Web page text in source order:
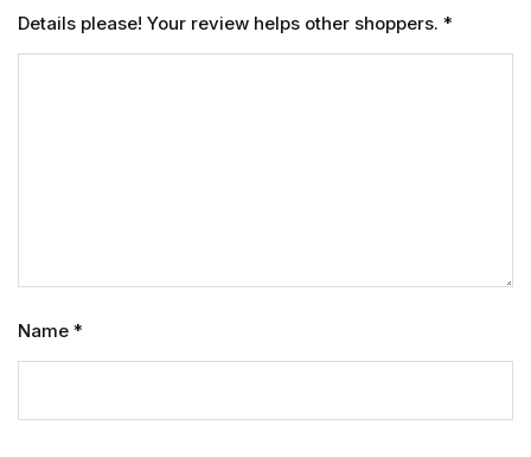
Details please! Your review helps other shoppers. *
Name *